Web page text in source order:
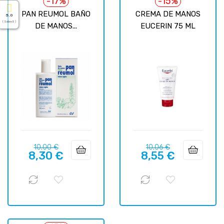
PAN REUMOL BAÑO
DE MANOS...
Precio
regular
10,00 €Precio
8,30 €
CREMA DE MANOS
EUCERIN 75 ML
Precio
regular
10,06 €Precio
8,55 €
5.0
( Sobre 5 )